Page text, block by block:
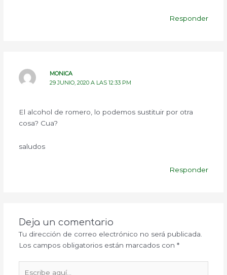
Responder
MONICA
29 JUNIO, 2020 A LAS 12:33 PM
El alcohol de romero, lo podemos sustituir por otra
cosa? Cua?
saludos
Responder
Deja un comentario
Tu dirección de correo electrónico no será publicada.
Los campos obligatorios están marcados con *